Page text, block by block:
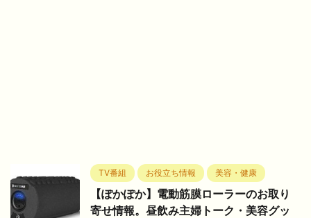
TV番組 お役立ち情報 美容・健康
【ぽかぽか】電動筋膜ローラーのお取り
寄せ情報。昼飲み主婦トーク・美容グッ